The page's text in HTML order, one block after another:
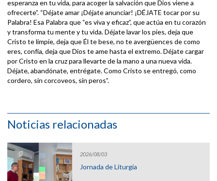
esperanza en tu vida, para acoger la salvación que Dios viene a
ofrecerte”. “Déjate amar ¡Déjate anunciar! ¡DÉJATE tocar por su
Palabra! Esa Palabra que “es viva y eficaz”, que actúa en tu corazón
y transforma tu mente y tu vida. Déjate lavar los pies, deja que
Cristo te limpie, deja que Él te bese, no te avergüences de como
eres, confía, deja que Dios te ame hasta el extremo. Déjate cargar
por Cristo en la cruz para llevarte de la mano a una nueva vida.
Déjate, abandónate, entrégate. Como Cristo se entregó, como
cordero, sin corcoveos, sin peros”.
Noticias relacionadas
2026/08/03
Jornada de Liturgia